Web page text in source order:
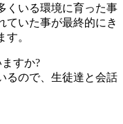
くいる環境に育った事
ていた事が最終的にき
。
すか?
るので、生徒達と会話